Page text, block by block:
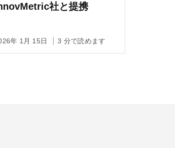
社と提携
年 1月 15日 3 分で読めます